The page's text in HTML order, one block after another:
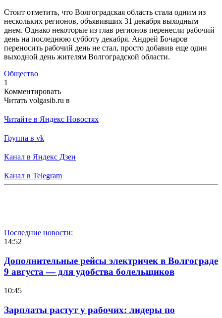
Стоит отметить, что Волгоградская область стала одним из
нескольких регионов, объявивших 31 декабря выходным
днем. Однако некоторые из глав регионов перенесли рабочий
день на последнюю субботу декабря. Андрей Бочаров
переносить рабочий день не стал, просто добавив еще один
выходной день жителям Волгоградской области.
Общество
1
Комментировать
Читать volgasib.ru в
Читайте в Яндекс Новостях
Группа в vk
Канал в Яндекс Дзен
Канал в Telegram
Последние новости:
14:52
Дополнительные рейсы электричек в Волгограде
9 августа — для удобства болельщиков
10:45
Зарплаты растут у рабочих: лидеры по